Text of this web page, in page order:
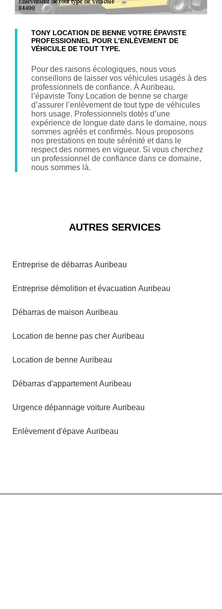
TONY LOCATION DE BENNE VOTRE ÉPAVISTE
PROFESSIONNEL POUR L’ENLÈVEMENT DE
VÉHICULE DE TOUT TYPE.
Pour des raisons écologiques, nous vous
conseillons de laisser vos véhicules usagés à des
professionnels de confiance. À Auribeau,
l’épaviste Tony Location de benne se charge
d’assurer l’enlèvement de tout type de véhicules
hors usage. Professionnels dotés d’une
expérience de longue date dans le domaine, nous
sommes agréés et confirmés. Nous proposons
nos prestations en toute sérénité et dans le
respect des normes en vigueur. Si vous cherchez
un professionnel de confiance dans ce domaine,
nous sommes là.
AUTRES SERVICES
Entreprise de débarras Auribeau
Entreprise démolition et évacuation Auribeau
Débarras de maison Auribeau
Location de benne pas cher Auribeau
Location de benne Auribeau
Débarras d'appartement Auribeau
Urgence dépannage voiture Auribeau
Enlèvement d'épave Auribeau